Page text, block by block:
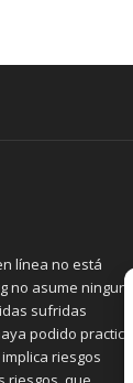
línea no está
asume ninguna
sufridas
podido practicar.
riesgos